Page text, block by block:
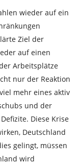
wieder auf ein
Ziel der
auf einen
Arbeitsplätze
nur der Reaktion
mehr eines aktiv
und der
Diese Krise
Deutschland
gelingt, müssen
wird